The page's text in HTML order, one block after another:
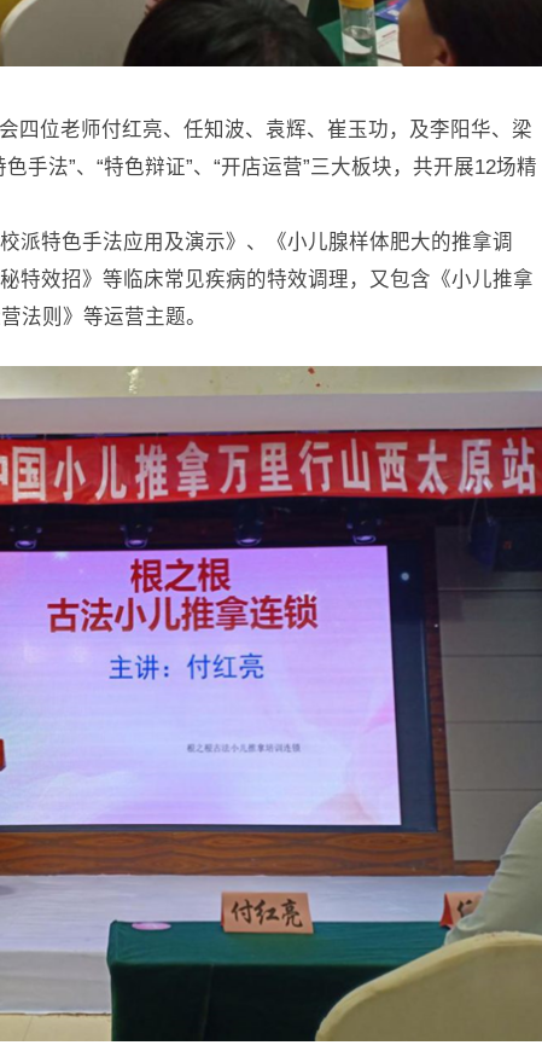
四位老师付红亮、任知波、袁辉、崔玉功，及李阳华、梁
手法”、“特色辩证”、“开店运营”三大板块，共开展12场精
派特色手法应用及演示》、《小儿腺样体肥大的推拿调
特效招》等临床常见疾病的特效调理，又包含《小儿推拿
法则》等运营主题。